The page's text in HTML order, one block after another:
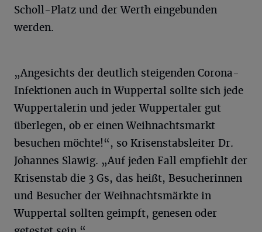
Scholl-Platz und der Werth eingebunden
werden.
„Angesichts der deutlich steigenden Corona-
Infektionen auch in Wuppertal sollte sich jede
Wuppertalerin und jeder Wuppertaler gut
überlegen, ob er einen Weihnachtsmarkt
besuchen möchte!“, so Krisenstabsleiter Dr.
Johannes Slawig. „Auf jeden Fall empfiehlt der
Krisenstab die 3 Gs, das heißt, Besucherinnen
und Besucher der Weihnachtsmärkte in
Wuppertal sollten geimpft, genesen oder